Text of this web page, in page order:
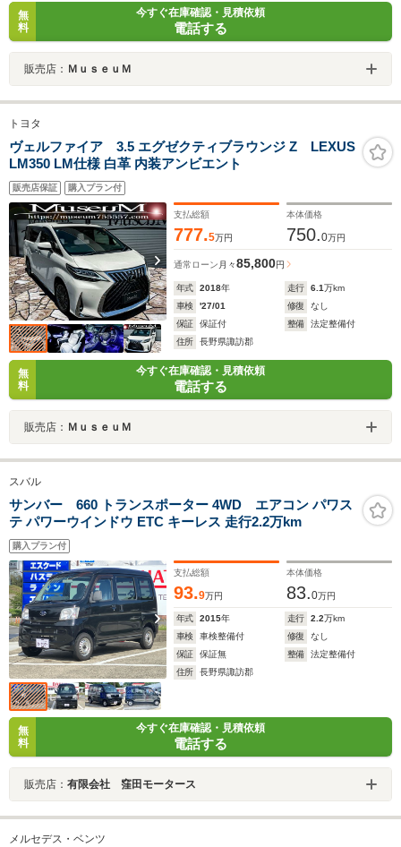
無
料
今すぐ在庫確認・見積依頼
電話する
販売店： ＭｕｓｅｕＭ
トヨタ
ヴェルファイア 3.5 エグゼクティブラウンジ Z LEXUS
LM350 LM仕様 白革 内装アンビエント
販売店保証 購入プラン付
支払総額
777.5万円
本体価格
750.0万円
通常ローン 月々85,800円
年式 2018年 走行 6.1万km
車検
'27/01 修復
なし
保証
保証付 整備
法定整備付
住所
長野県諏訪郡
無
料
今すぐ在庫確認・見積依頼
電話する
販売店： ＭｕｓｅｕＭ
スバル
サンバー 660 トランスポーター 4WD エアコン パワス
テ パワーウインドウ ETC キーレス 走行2.2万km
購入プラン付
支払総額
93.9万円
本体価格
83.0万円
年式 2015年 走行 2.2万km
車検
車検整備付 修復
なし
保証
保証無 整備
法定整備付
住所
長野県諏訪郡
無
料
今すぐ在庫確認・見積依頼
電話する
販売店： 有限会社 窪田モータース
メルセデス・ベンツ